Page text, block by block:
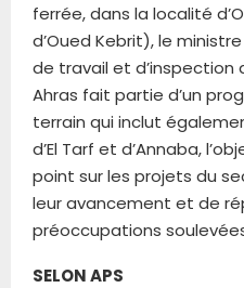
ferrée, dans la localité
d’Oued Kebrit), le
de travail et d’inspection
Ahras fait partie d’un
terrain qui inclut
d’El Tarf et d’Annaba,
point sur les projets du
leur avancement et de
préoccupations
SELON APS